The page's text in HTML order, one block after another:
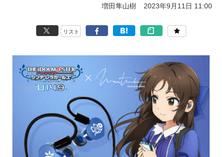
増田隼山樹 2023年9月11日 11:00
リスト